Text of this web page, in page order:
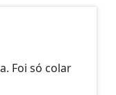
Foi só colar